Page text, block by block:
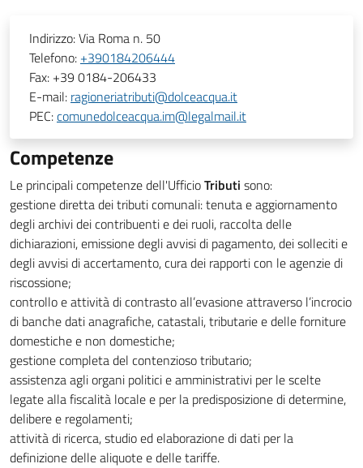
Indirizzo:Via Roma n. 50
Telefono: +390184206444
Fax: +39 0184-206433
E-mail: ragioneriatributi@dolceacqua.it
PEC:comunedolceacqua.im@legalmail.it
Competenze
Le principali competenze dell'UfficioTributi sono:
gestione diretta dei tributi comunali: tenuta e aggiornamento
degli archivi dei contribuenti e dei ruoli, raccolta delle
dichiarazioni, emissione degli avvisi di pagamento, dei solleciti e
degli avvisi di accertamento, cura dei rapporti con le agenzie di
riscossione;
controllo e attività di contrasto all’evasione attraverso l’incrocio
di banche dati anagrafiche, catastali, tributarie e delle forniture
domestiche e non domestiche;
gestione completa del contenzioso tributario;
assistenza agli organi politici e amministrativi per le scelte
legate alla fiscalità locale e per la predisposizione di determine,
delibere e regolamenti;
attività di ricerca, studio ed elaborazione di dati per la
definizione delle aliquote e delle tariffe.